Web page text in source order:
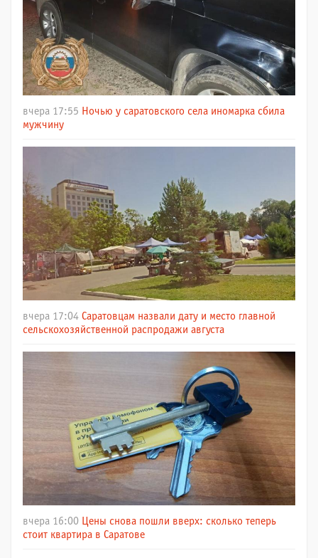
вчера 17:55 Ночью у саратовского села иномарка сбила
мужчину
вчера 17:04 Саратовцам назвали дату и место главной
сельскохозяйственной распродажи августа
вчера 16:00 Цены снова пошли вверх: сколько теперь
стоит квартира в Саратове